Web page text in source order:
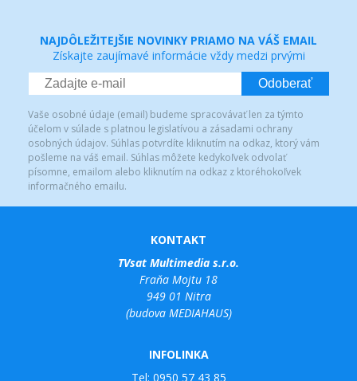
NAJDÔLEŽITEJŠIE NOVINKY PRIAMO NA VÁŠ EMAIL
Získajte zaujímavé informácie vždy medzi prvými
Odoberať
Vaše osobné údaje (email) budeme spracovávať len za týmto
účelom v súlade s platnou legislatívou a zásadami ochrany
osobných údajov. Súhlas potvrdíte kliknutím na odkaz, ktorý vám
pošleme na váš email. Súhlas môžete kedykoľvek odvolať
písomne, emailom alebo kliknutím na odkaz z ktoréhokoľvek
informačného emailu.
KONTAKT
TVsat Multimedia s.r.o.
Fraňa Mojtu 18
949 01 Nitra
(budova MEDIAHAUS)
INFOLINKA
Tel: 0950 57 43 85